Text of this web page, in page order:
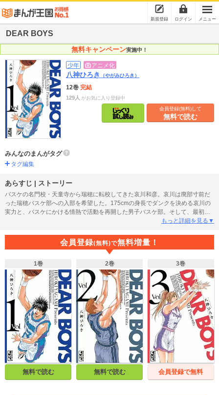
新規登録 ログイン メニュー
DEAR BOYS
無料キャンペーン実施中！
少年 アニメ化
八神ひろき （やがみひろき）
12巻 完結
129人 がお気に入り登録中
会員登録(無料)して
無料で読む
みんなのまんがタグ
タグ編集
あらすじ | ストーリー
バスケの名門校・天童寺から瑞穂に転校してきた哀川和彦。哀川は廃部寸前だ
った瑞穂バスケ部への入部を希望した。175cmの身長でダンクを決める哀川の
実力と、バスケにかける情熱で活動を再開した男子バスケ部。そして、最初の
練習試合の相手が成田中央に決まった。男子バスケ部を活動停止に追い込ん
ークを乱す瑞穂。それを相手に、冷静に得点を重ねる成田中央。因縁の試合は
瑞穂不利のまま、後半戦に突入する！！
もっと詳細を見る▼
会員登録(無料)で無料増量！
1巻
無料で読む
2巻
無料で読む
3巻
会員登録で無料